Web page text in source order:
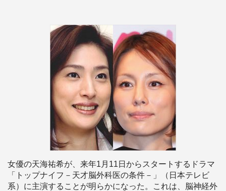
女優の天海祐希が、来年1月11日からスタートするドラマ
「トップナイフ－天才脳外科医の条件－」（日本テレビ
系）に主演することが明らかになった。これは、脳神経外